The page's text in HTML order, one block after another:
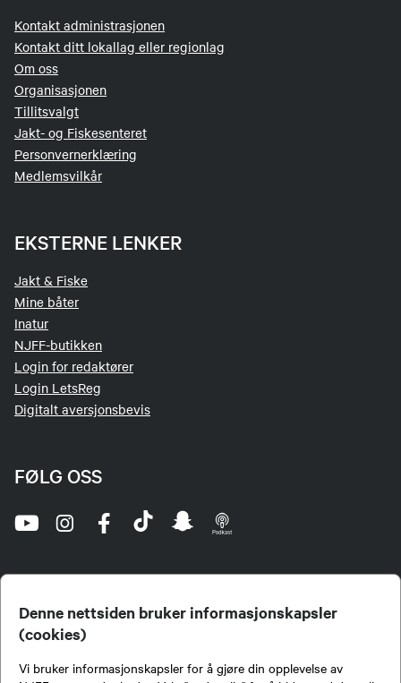
Denne nettsiden bruker informasjonskapsler
(cookies)
Vi bruker informasjonskapsler for å gjøre din opplevelse av
Kontakt administrasjonen
Kontakt ditt lokallag eller regionlag
Om oss
Organisasjonen
Tillitsvalgt
Jakt- og Fiskesenteret
Personvernerklæring
Medlemsvilkår
EKSTERNE LENKER
Jakt & Fiske
Mine båter
Inatur
NJFF-butikken
Login for redaktører
Login LetsReg
Digitalt aversjonsbevis
FØLG OSS
jegere og sportsfiskere og et av de viktigste miljøene for formidling av kunnskap om jakt og